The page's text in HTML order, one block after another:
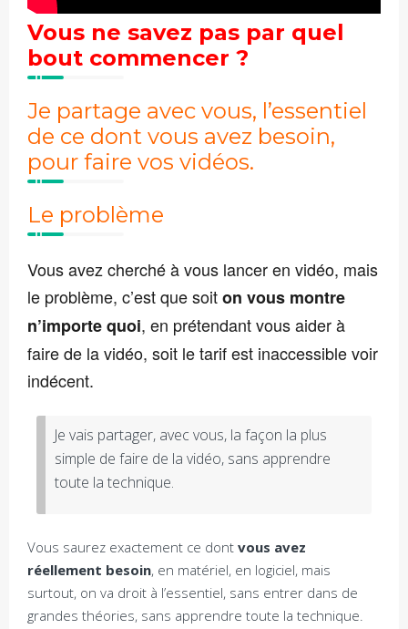
Vous ne savez pas par quel
bout commencer ?
Je partage avec vous, l’essentiel
de ce dont vous avez besoin,
pour faire vos vidéos.
Le problème
Vous avez cherché à vous lancer en vidéo, mais
le problème, c’est que soiton vous montre
n’importe quoi, en prétendant vous aider à
faire de la vidéo, soit le tarif est inaccessible voir
indécent.
Je vais partager, avec vous, la façon la plus
simple de faire de la vidéo, sans apprendre
toute la technique.
Vous saurez exactement ce dont vous avez
réellement besoin, en matériel, en logiciel, mais
surtout, on va droit à l’essentiel, sans entrer dans de
grandes théories, sans apprendre toute la technique.